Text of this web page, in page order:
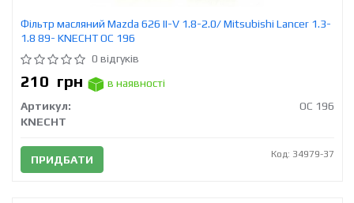
Фільтр масляний Mazda 626 II-V 1.8-2.0/ Mitsubishi Lancer 1.3-
1.8 89- KNECHT OC 196
0 відгуків
210 грн
в наявності
Артикул:
OC 196
KNECHT
ПРИДБАТИ Код: 34979-37